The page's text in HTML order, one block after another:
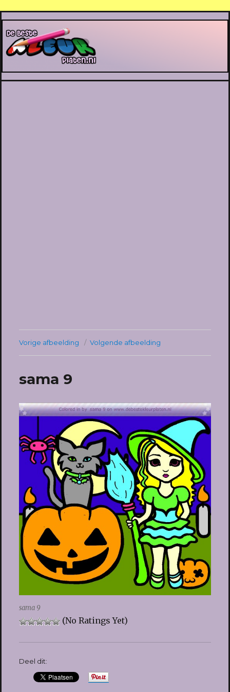
De Beste Kleurplaten
Vorige afbeelding Volgende afbeelding
sama 9
sama 9
(No Ratings Yet)
Deel dit: